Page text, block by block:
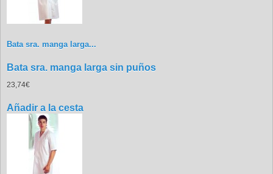
Bata sra. manga larga...
Bata sra. manga larga sin puños
23,74€
Añadir a la cesta